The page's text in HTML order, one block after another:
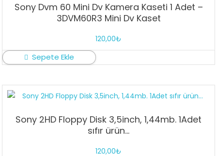
Sony Dvm 60 Mini Dv Kamera Kaseti 1 Adet –
3DVM60R3 Mini Dv Kaset
120,00₺
Sepete Ekle
Sony 2HD Floppy Disk 3,5inch, 1,44mb. 1Adet
sıfır ürün…
120,00₺